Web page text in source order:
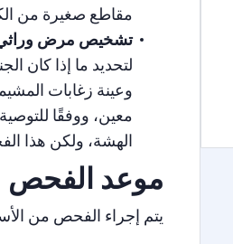
مقاطع صغيرة من
تشخيص مرض وراثي
لتحديد ما إذا كان
وعينة زغابات
الهشة، ولكن هذا
موعد الفحص
يتم إجراء الفحص من الأسبوع 11 حتى نهاية الأسبوع 13